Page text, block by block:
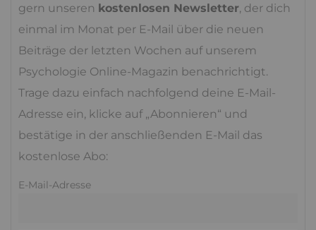
gern unseren kostenlosen Newsletter, der dich
einmal im Monat per E-Mail über die neuen
Beiträge der letzten Wochen auf unserem
Psychologie Online-Magazin benachrichtigt.
Trage dazu einfach nachfolgend deine E-Mail-
Adresse ein, klicke auf „Abonnieren“ und
bestätige in der anschließenden E-Mail das
kostenlose Abo:
E-Mail-Adresse